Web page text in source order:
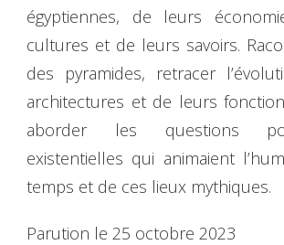
égyptiennes, de leurs
cultures et de leurs savoirs.
des pyramides, retracer
architectures et de leurs
aborder les questions
existentielles qui animaient
temps et de ces lieux mythiques.
Parution le 25 octobre 2023